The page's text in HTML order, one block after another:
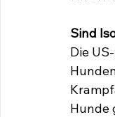
Sind
Die
Hunde